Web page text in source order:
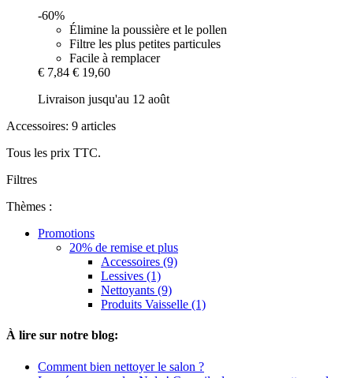
-60%
Élimine la poussière et le pollen
Filtre les plus petites particules
Facile à remplacer
€ 7,84 € 19,60
Livraison jusqu'au 12 août
Accessoires: 9 articles
Tous les prix TTC.
Filtres
Thèmes :
Promotions
20% de remise et plus
Accessoires (9)
Lessives (1)
Nettoyants (9)
Produits Vaisselle (1)
À lire sur notre blog:
Comment bien nettoyer le salon ?